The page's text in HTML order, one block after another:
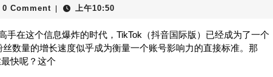
知
乎
国
家
0 Comment 上午10:50
手在这个信息爆炸的时代，TikTok（抖音国际版）已经成为了一个
数量的增长速度似乎成为衡量一个账号影响力的直接标准。那
快呢？这个